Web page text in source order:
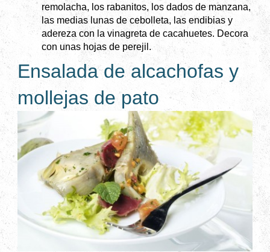
remolacha, los rabanitos, los dados de manzana,
las medias lunas de cebolleta, las endibias y
adereza con la vinagreta de cacahuetes. Decora
con unas hojas de perejil.
Ensalada de alcachofas y
mollejas de pato